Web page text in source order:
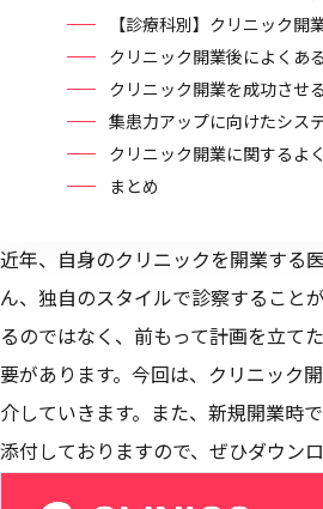
【診療科別】クリニック開
クリニック開業後によくあ
クリニック開業を成功させ
集患力アップに向けたシス
クリニック開業に関するよ
まとめ
近年、自身のクリニックを開業する
ん、独自のスタイルで診察すること
るのではなく、前もって計画を立て
要があります。今回は、クリニック
介していきます。また、新規開業時
添付しておりますので、ぜひダウン